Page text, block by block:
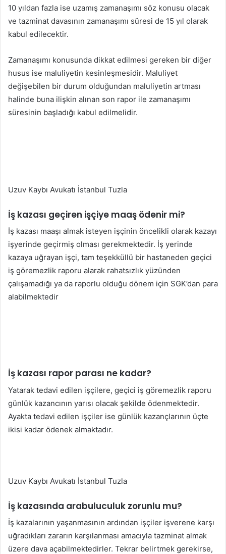
10 yıldan fazla ise uzamış zamanaşımı söz konusu olacak
ve tazminat davasının zamanaşımı süresi de 15 yıl olarak
kabul edilecektir.
Zamanaşımı konusunda dikkat edilmesi gereken bir diğer
husus ise maluliyetin kesinleşmesidir. Maluliyet
değişebilen bir durum olduğundan maluliyetin artması
halinde buna ilişkin alınan son rapor ile zamanaşımı
süresinin başladığı kabul edilmelidir.
Uzuv Kaybı Avukatı İstanbul Tuzla
İş kazası geçiren işçiye maaş ödenir mi?
İş kazası maaşı almak isteyen işçinin öncelikli olarak kazayı
işyerinde geçirmiş olması gerekmektedir. İş yerinde
kazaya uğrayan işçi, tam teşekküllü bir hastaneden geçici
iş göremezlik raporu alarak rahatsızlık yüzünden
çalışamadığı ya da raporlu olduğu dönem için SGK’dan para
alabilmektedir
İş kazası rapor parası ne kadar?
Yatarak tedavi edilen işçilere, geçici iş göremezlik raporu
günlük kazancının yarısı olacak şekilde ödenmektedir.
Ayakta tedavi edilen işçiler ise günlük kazançlarının üçte
ikisi kadar ödenek almaktadır.
Uzuv Kaybı Avukatı İstanbul Tuzla
İş kazasında arabuluculuk zorunlu mu?
İş kazalarının yaşanmasının ardından işçiler işverene karşı
uğradıkları zararın karşılanması amacıyla tazminat almak
üzere dava açabilmektedirler. Tekrar belirtmek gerekirse,